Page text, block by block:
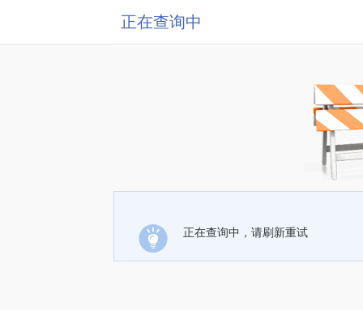
正在查询中
正在查询中，请刷新重试